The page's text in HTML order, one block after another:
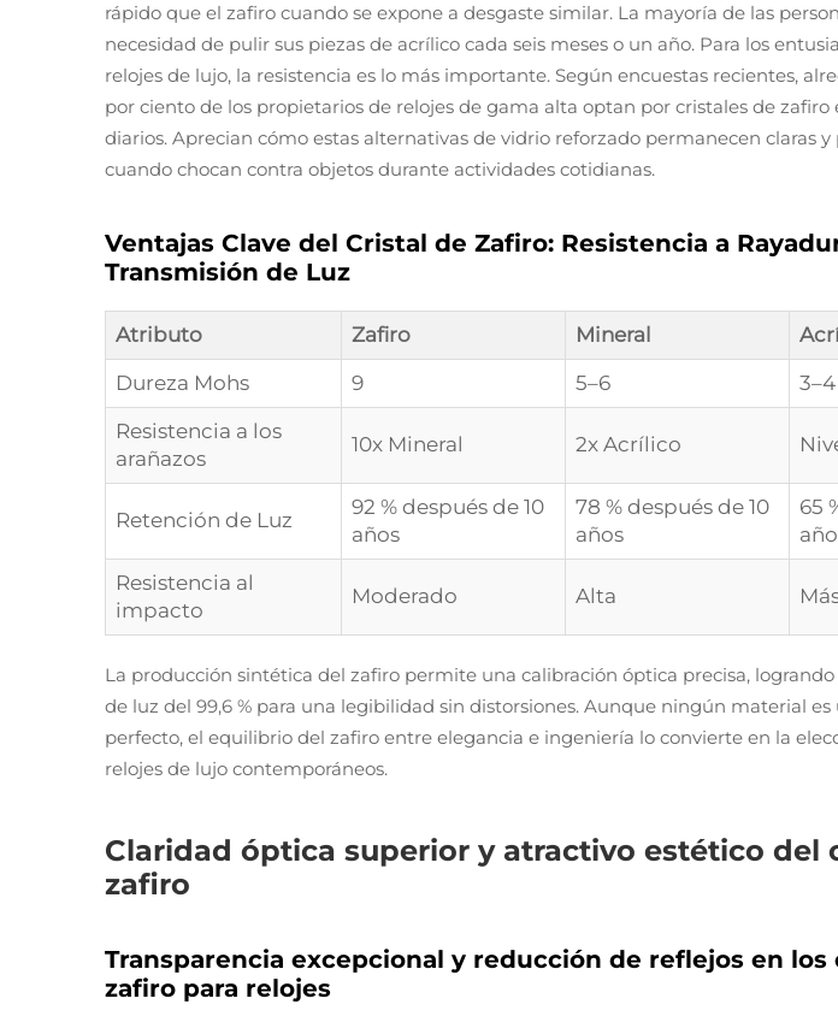
rápido que el zafiro cuando se expone a desgaste similar. La mayoría de las
necesidad de pulir sus piezas de acrílico cada seis meses o un año. Para los
relojes de lujo, la resistencia es lo más importante. Según encuestas recientes,
por ciento de los propietarios de relojes de gama alta optan por cristales de zafiro
diarios. Aprecian cómo estas alternativas de vidrio reforzado permanecen claras
cuando chocan contra objetos durante actividades cotidianas.
Ventajas Clave del Cristal de Zafiro: Resistencia a
Transmisión de Luz
Atributo Zafiro Mineral
Dureza Mohs
9 5–6
3–4
Resistencia a los
arañazos
10x Mineral 2x Acrílico
Retención de Luz
92 % después de 10
años
78 % después de 10
años
65
Resistencia al
impacto
Moderado Alta
La producción sintética del zafiro permite una calibración óptica precisa,
de luz del 99,6 % para una legibilidad sin distorsiones. Aunque ningún material
perfecto, el equilibrio del zafiro entre elegancia e ingeniería lo convierte en la
relojes de lujo contemporáneos.
Claridad óptica superior y atractivo estético del
zafiro
Transparencia excepcional y reducción de reflejos en los
zafiro para relojes